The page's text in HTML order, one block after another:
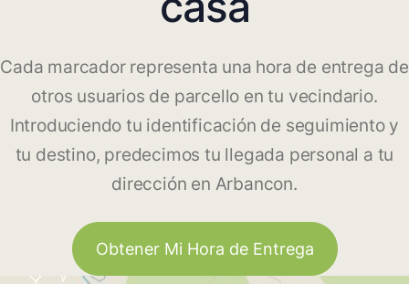
Cada marcador representa una hora de entrega de
otros usuarios de parcello en tu vecindario.
Introduciendo tu identificación de seguimiento y
tu destino, predecimos tu llegada personal a tu
dirección en Arbancon.
Obtener Mi Hora de Entrega